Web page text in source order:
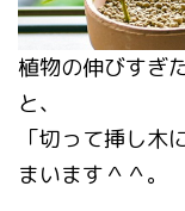
植物の伸びすぎ
と、
「切って挿し木
まいます＾＾。